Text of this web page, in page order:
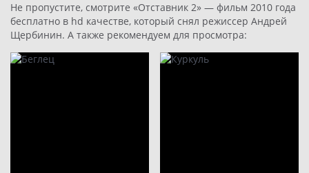
Не пропустите, смотрите «Отставник 2» — фильм 2010 года
бесплатно в hd качестве, который снял режиссер Андрей
Щербинин. А также рекомендуем для просмотра: